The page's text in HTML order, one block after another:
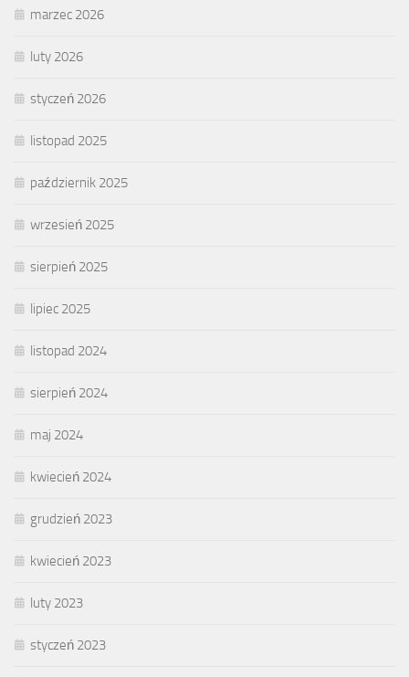
marzec 2026
luty 2026
styczeń 2026
listopad 2025
październik 2025
wrzesień 2025
sierpień 2025
lipiec 2025
listopad 2024
sierpień 2024
maj 2024
kwiecień 2024
grudzień 2023
kwiecień 2023
luty 2023
styczeń 2023